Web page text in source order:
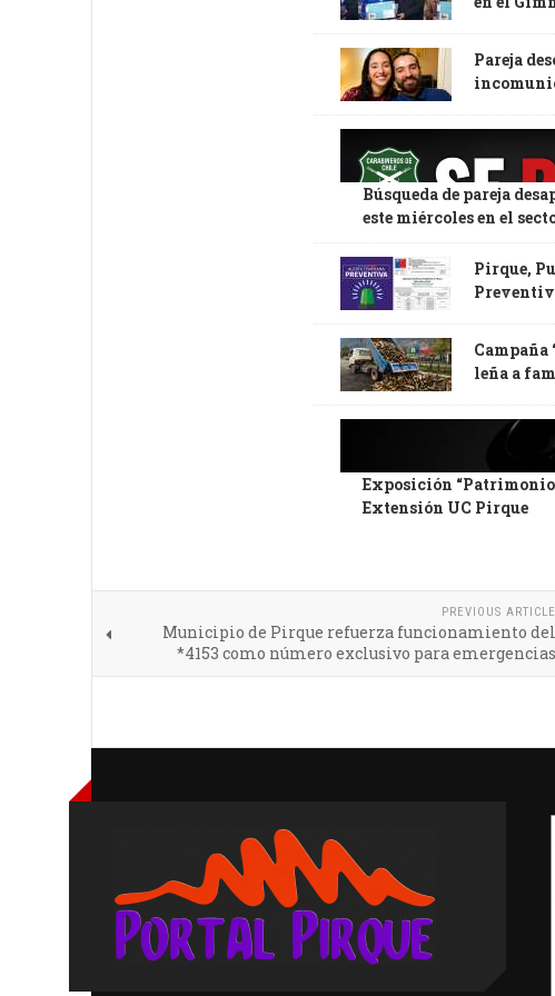
Pareja
Búsqueda de pareja
este miércoles en el
Pirque,
Campaña
leña a
Exposición “Patrimonio
Extensión UC Pirque
PREVIOUS ARTICLE
Municipio de Pirque refuerza funcionamiento del
*4153 como número exclusivo para emergencias